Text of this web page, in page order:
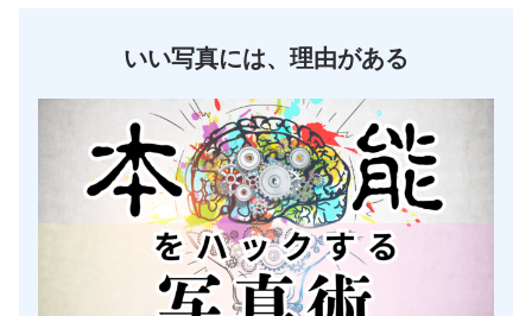
いい写真には、理由がある